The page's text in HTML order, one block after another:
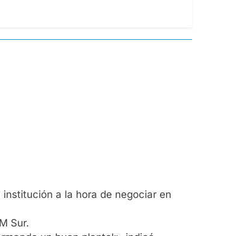
a la hora de negociar en
Sur.